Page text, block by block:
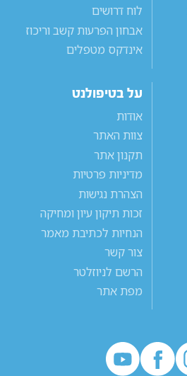
לוח דרושים
אבחון הפרעות קשב וריכוז
אינדקס מטפלים
על בטיפולנט
אודות
צוות האתר
תקנון אתר
מדיניות פרטיות
הצהרת נגישות
זכות תיקון עיון ומחיקה
הנחיות לכתיבת מאמר
צור קשר
הרשם לניוזלטר
מפת אתר